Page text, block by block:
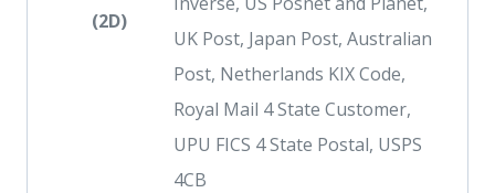
(2D)
UK Post, Japan Post, Australian
Post, Netherlands KIX Code,
Royal Mail 4 State Customer,
UPU FICS 4 State Postal, USPS
4CB